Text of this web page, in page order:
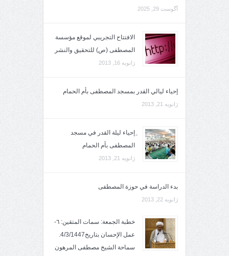
آگوست 29, 2025
الافتتاح التجريبي لموقع مؤسسة
المصطفى (ص) للتحقيق والنشر
ژانویه 16, 2013
إحياء ليالي القدر بمسجد المصطفى بأم الحمام
ژانویه 21, 2013
ِإحياء ليلة القدر في مسجد
المصطفى بأم الحمام
ژانویه 21, 2013
بدء الدراسة في حوزة المصطفى
ژانویه 22, 2013
خطبة الجمعة: سمات المتقين: ٦-
عمل الإحسان بتاريخ4/3/1447.
سماحة الشيخ مصطفى المرهون